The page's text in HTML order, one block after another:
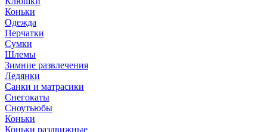
Коньки
Одежда
Перчатки
Сумки
Шлемы
Зимние развлечения
Ледянки
Санки и матрасики
Снегокаты
Сноутьюбы
Коньки
Коньки раздвижные